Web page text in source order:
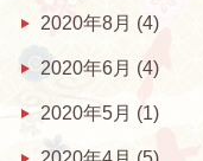
2020年8月 (4)
2020年6月 (4)
2020年5月 (1)